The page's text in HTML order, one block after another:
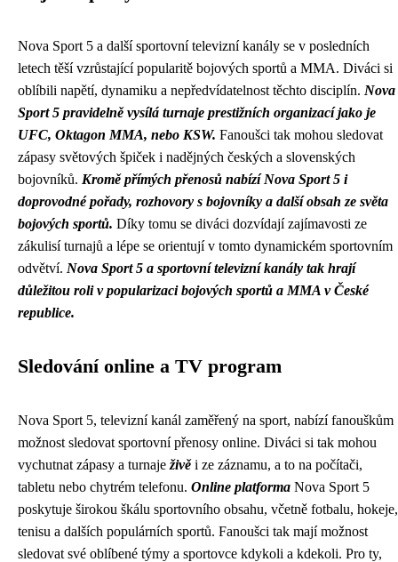
Nova Sport 5 a další sportovní televizní kanály se v posledních
letech těší vzrůstající popularitě bojových sportů a MMA. Diváci si
oblíbili napětí, dynamiku a nepředvídatelnost těchto disciplín. Nova
Sport 5 pravidelně vysílá turnaje prestižních organizací jako je
UFC, Oktagon MMA, nebo KSW. Fanoušci tak mohou sledovat
zápasy světových špiček i nadějných českých a slovenských
bojovníků. Kromě přímých přenosů nabízí Nova Sport 5 i
doprovodné pořady, rozhovory s bojovníky a další obsah ze světa
bojových sportů. Díky tomu se diváci dozvídají zajímavosti ze
zákulisí turnajů a lépe se orientují v tomto dynamickém sportovním
odvětví. Nova Sport 5 a sportovní televizní kanály tak hrají
důležitou roli v popularizaci bojových sportů a MMA v České
republice.
Sledování online a TV program
Nova Sport 5, televizní kanál zaměřený na sport, nabízí fanouškům
možnost sledovat sportovní přenosy online. Diváci si tak mohou
vychutnat zápasy a turnaje živěi ze záznamu, a to na počítači,
tabletu nebo chytrém telefonu. Online platforma Nova Sport 5
poskytuje širokou škálu sportovního obsahu, včetně fotbalu, hokeje,
tenisu a dalších populárních sportů. Fanoušci tak mají možnost
sledovat své oblíbené týmy a sportovce kdykoli a kdekoli. Pro ty,